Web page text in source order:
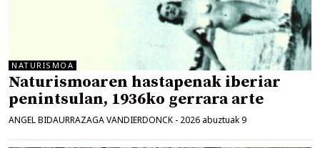
NATURISMOA
Naturismoaren hastapenak iberiar
penintsulan, 1936ko gerrara arte
ANGEL BIDAURRAZAGA VANDIERDONCK - 2026 abuztuak 9